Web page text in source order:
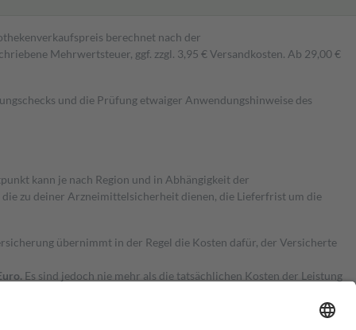
berechnet nach der
Mehrwertsteuer, ggf. zzgl. 3,95 € Versandkosten. Ab 29,00 €
und die Prüfung etwaiger Anwendungshinweise des
kann je nach Region und in Abhängigkeit der
zu deiner Arzneimittelsicherheit dienen, die Lieferfrist um die
übernimmt in der Regel die Kosten dafür, der Versicherte
Es sind jedoch nie mehr als die tatsächlichen Kosten der Leistung